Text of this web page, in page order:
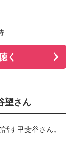
く
望さん
す甲斐谷さん。